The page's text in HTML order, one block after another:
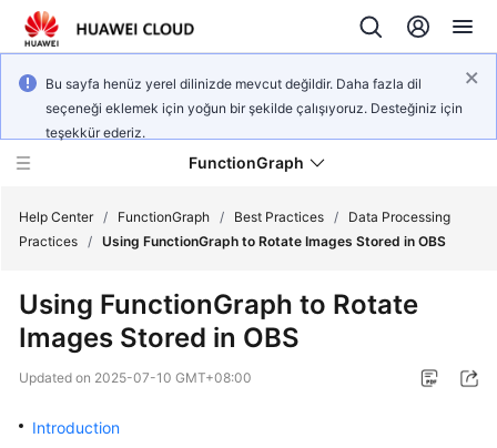
Bu sayfa henüz yerel dilinizde mevcut değildir. Daha fazla dil
seçeneği eklemek için yoğun bir şekilde çalışıyoruz. Desteğiniz için
teşekkür ederiz.
FunctionGraph
New
Overview
Billing
Help Center / FunctionGraph / Best Practices /
Data Processing
Practices / Using FunctionGraph to Rotate Images Stored in OBS
Using FunctionGraph to Rotate
Images Stored in OBS
Updated on 2025-07-10 GMT+08:00
Introduction